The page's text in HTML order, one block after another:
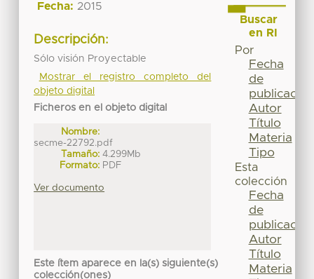
Fecha: 2015
Descripción:
Sólo visión Proyectable
Mostrar el registro completo del
objeto digital
Ficheros en el objeto digital
Nombre:
secme-22792.pdf
Tamaño: 4.299Mb
Formato: PDF
Ver documento
Este ítem aparece en la(s) siguiente(s)
colección(ones)
Buscar
en RI
Por
Fecha
de
publicación
Autor
Título
Materia
Tipo
Esta
colección
Fecha
de
publicación
Autor
Título
Materia